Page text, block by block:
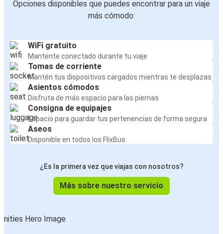
Opciones disponibles que puedes encontrar para un viaje
más cómodo:
WiFi gratuito
Mantente conectado durante tu viaje
Tomas de corriente
Mantén tus dispositivos cargados mientras te desplazas
Asientos cómodos
Disfruta de más espacio para las piernas
Consigna de equipajes
Espacio para guardar tus pertenencias de forma segura
Aseos
Disponible en todos los FlixBus
¿Es la primera vez que viajas con nosotros?
Más sobre nuestro servicio